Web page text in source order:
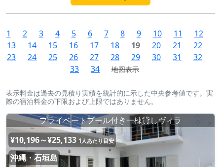
1 2 3 4 5 6 7 8 9 10 11
12
13
14 15 16 17 18 19 20 21
22
23
24 25 26 27 28 29 30 31
32
33
34 地図表示
表示料金は過去の見積り実績を統計的に示した中央参考値です。実
際の宿泊料金の下限および上限ではありません。
プライベートプール付き一棟貸しヴィラ
¥10,196～¥25,133 1人あたり目安
沖縄・石垣島